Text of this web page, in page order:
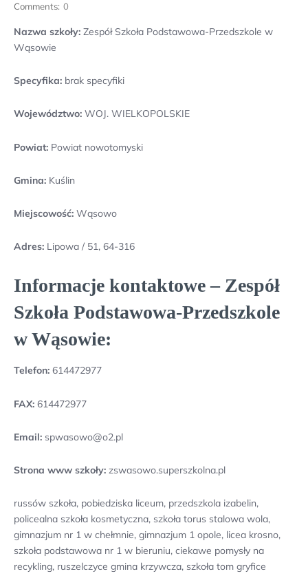
Comments: 0
Nazwa szkoły: Zespół Szkoła Podstawowa-Przedszkole w
Wąsowie
Specyfika: brak specyfiki
Województwo: WOJ. WIELKOPOLSKIE
Powiat: Powiat nowotomyski
Gmina: Kuślin
Miejscowość: Wąsowo
Adres: Lipowa / 51, 64-316
Informacje kontaktowe – Zespół
Szkoła Podstawowa-Przedszkole
w Wąsowie:
Telefon: 614472977
FAX: 614472977
Email: spwasowo@o2.pl
Strona www szkoły: zswasowo.superszkolna.pl
russów szkoła, pobiedziska liceum, przedszkola izabelin,
policealna szkoła kosmetyczna, szkoła torus stalowa wola,
gimnazjum nr 1 w chełmnie, gimnazjum 1 opole, licea krosno,
szkoła podstawowa nr 1 w bieruniu, ciekawe pomysły na
recykling, ruszelczyce gmina krzywcza, szkoła tom gryfice